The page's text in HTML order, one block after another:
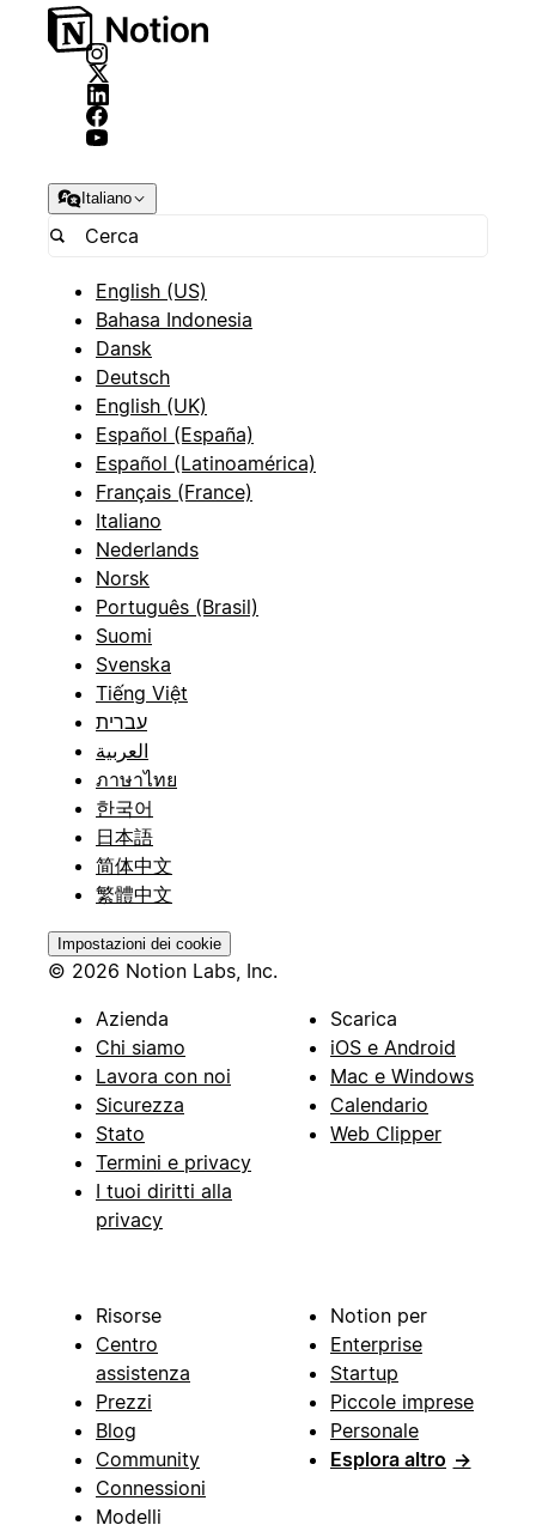
Italiano
English (US)
Bahasa Indonesia
Dansk
Deutsch
English (UK)
Español (España)
Español (Latinoamérica)
Français (France)
Italiano
Nederlands
Norsk
Português (Brasil)
Suomi
Svenska
Tiếng Việt
עברית
العربية
ภาษาไทย
한국어
日本語
简体中文
繁體中文
Impostazioni dei cookie
© 2026 Notion Labs, Inc.
Azienda
Chi siamo
Lavora con noi
Sicurezza
Stato
Termini e privacy
I tuoi diritti alla
privacy
Scarica
iOS e Android
Mac e Windows
Calendario
Web Clipper
Risorse
Centro
assistenza
Prezzi
Blog
Community
Connessioni
Modelli
Notion per
Enterprise
Startup
Piccole imprese
Personale
Esplora altro →